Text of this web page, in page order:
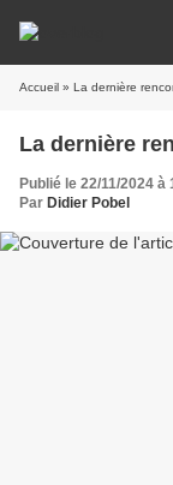
Accueil » La dernière
La dernière
Publié le 22/11/2024 à
Par Didier Pobel